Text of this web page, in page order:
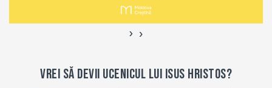
‹ ›
Vrei să devii ucenicul lui Isus Hristos?